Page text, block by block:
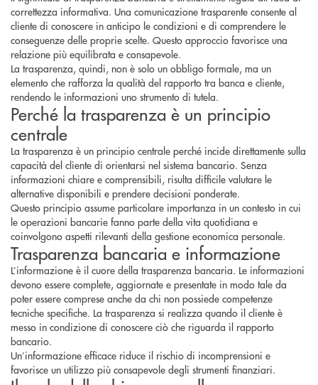
correttezza informativa. Una comunicazione trasparente consente al
cliente di conoscere in anticipo le condizioni e di comprendere le
conseguenze delle proprie scelte. Questo approccio favorisce una
relazione più equilibrata e consapevole.
La trasparenza, quindi, non è solo un obbligo formale, ma un
elemento che rafforza la qualità del rapporto tra banca e cliente,
rendendo le informazioni uno strumento di tutela.
Perché la trasparenza è un principio
centrale
La trasparenza è un principio centrale perché incide direttamente sulla
capacità del cliente di orientarsi nel sistema bancario. Senza
informazioni chiare e comprensibili, risulta difficile valutare le
alternative disponibili e prendere decisioni ponderate.
Questo principio assume particolare importanza in un contesto in cui
le operazioni bancarie fanno parte della vita quotidiana e
coinvolgono aspetti rilevanti della gestione economica personale.
Trasparenza bancaria e informazione
L’informazione è il cuore della trasparenza bancaria. Le informazioni
devono essere complete, aggiornate e presentate in modo tale da
poter essere comprese anche da chi non possiede competenze
tecniche specifiche. La trasparenza si realizza quando il cliente è
messo in condizione di conoscere ciò che riguarda il rapporto
bancario.
Un’informazione efficace riduce il rischio di incomprensioni e
favorisce un utilizzo più consapevole degli strumenti finanziari.